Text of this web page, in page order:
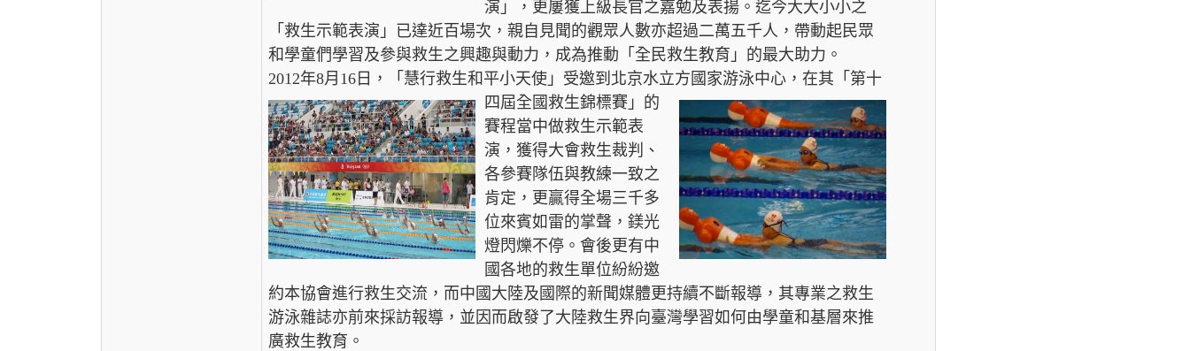
演」，更屢獲上級長官之嘉勉及表揚。迄今大大小小之
「救生示範表演」已達近百場次，親自見聞的觀眾人數亦超過二萬五千人，帶動起民眾
和學童們學習及參與救生之興趣與動力，成為推動「全民救生教育」的最大助力。
2012年8月16日，「慧行救生和平小天使」受邀到北京水立方國家游泳中心， 在其「第十
四屆全國救生錦標賽」的
賽程當中做救生示範表
演，獲得大會救生裁判、
各參賽隊伍與教練一致之
肯定，更贏得全場三千多
位來賓如雷的掌聲，鎂光
燈閃爍不停。會後更有中
國各地的救生單位紛紛邀
約本協會進行救生交流，而中國大陸及國際的新聞媒體更持續不斷報導，其專業之救生
游泳雜誌亦前來採訪報導，並因而啟發了大陸救生界向臺灣學習如何由學童和基層來推
廣救生教育。